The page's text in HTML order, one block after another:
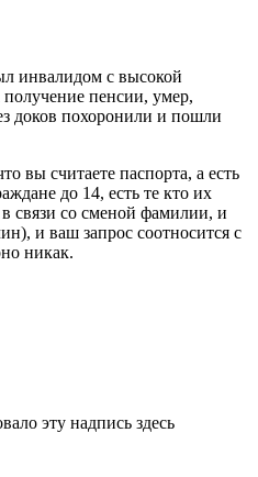
инвалидом с высокой
пенсии, умер,
доков похоронили и пошли
вы считаете паспорта, а есть
до 14, есть те кто их
связи со сменой фамилии, и
и ваш запрос соотносится с
никак.
эту надпись здесь